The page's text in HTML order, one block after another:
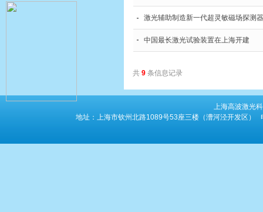
激光辅助制造新一代超灵敏磁场探测器
中国最长激光试验装置在上海开建
共9 条信息记录
上海高波激光
地址：上海市钦州北路1089号53座三楼（漕河泾开发区